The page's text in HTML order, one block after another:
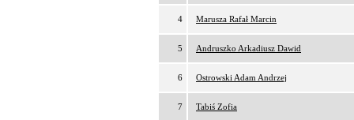
4 Marusza Rafał Marcin
5 Andruszko Arkadiusz Dawid
6 Ostrowski Adam Andrzej
7 Tabiś Zofia